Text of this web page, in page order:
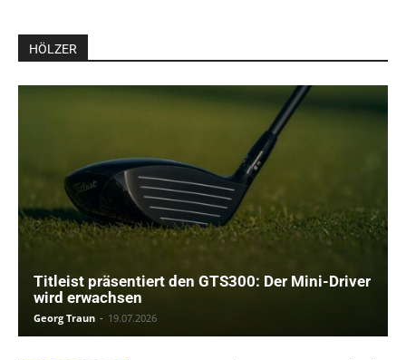
HÖLZER
Titleist präsentiert den GTS300: Der Mini-Driver
wird erwachsen
Georg Traun - 19.07.2026